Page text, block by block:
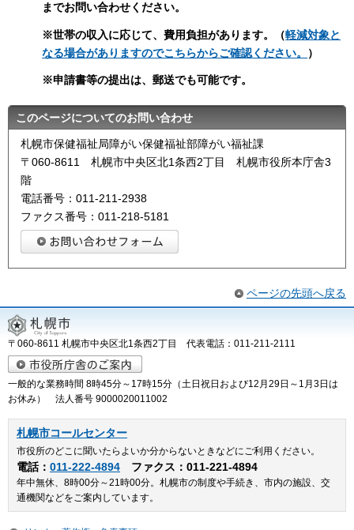
までお問い合わせください。
※世帯の収入に応じて、費用負担があります。（軽減対象と
なる場合がありますのでこちらからご確認ください。
）
※申請書等の提出は、郵送でも可能です。
このページについてのお問い合わせ
札幌市保健福祉局障がい保健福祉部障がい福祉課
〒060-8611 札幌市中央区北1条西2丁目 札幌市役所本庁舎3
階
電話番号：011-211-2938
ファクス番号：011-218-5181
ページの先頭へ戻る
〒060-8611 札幌市中央区北1条西2丁目 代表電話：011-211-2111
一般的な業務時間 8時45分～17時15分（土日祝日および12月29日～1月3日は
お休み） 法人番号 9000020011002
札幌市コールセンター
市役所のどこに聞いたらよいか分からないときなどにご利用ください。
電話： 011-222-4894 ファクス：011-221-4894
年中無休、8時00分～21時00分。札幌市の制度や手続き、市内の施設、交
通機関などをご案内しています。